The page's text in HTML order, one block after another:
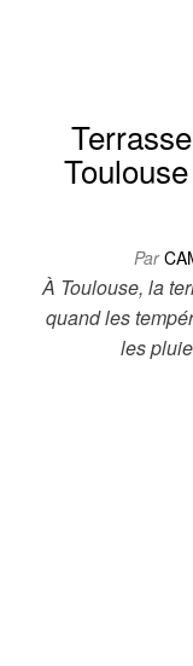
Par
À Toulouse, la
quand les
les